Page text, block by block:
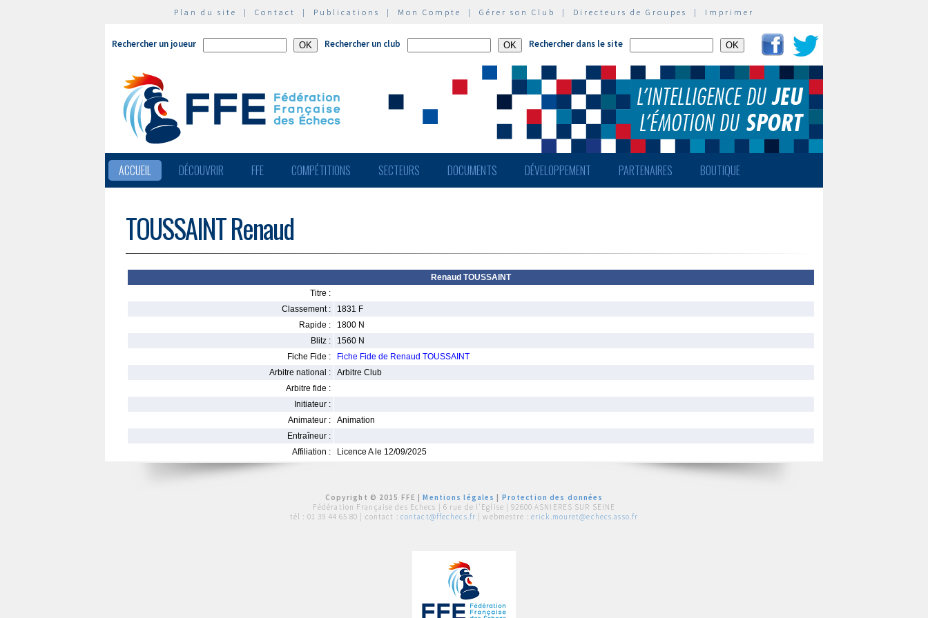
Plan du site | Contact | Publications | Mon Compte | Gérer son Club | Directeurs de Groupes | Imprimer
Rechercher un joueur Rechercher un club Rechercher dans le site
ACCUEIL DÉCOUVRIR FFE COMPÉTITIONS SECTEURS DOCUMENTS DÉVELOPPEMENT PARTENAIRES BOUTIQUE
TOUSSAINT Renaud
Renaud TOUSSAINT
Titre :
Classement :
1831 F
Rapide :
1800 N
Blitz :
1560 N
Fiche Fide :
Fiche Fide de Renaud TOUSSAINT
Arbitre national :
Arbitre Club
Arbitre fide :
Initiateur :
Animateur :
Animation
Entraîneur :
Affiliation :
Licence A le 12/09/2025
Copyright © 2015 FFE |Mentions légales
Protection des données
Fédération Française des Echecs | 6 rue de l'Eglise | 92600 ASNIERES SUR SEINE
tél : 01 39 44 65 80 | contact : contact@ffechecs.fr | webmestre : erick.mouret@echecs.asso.fr